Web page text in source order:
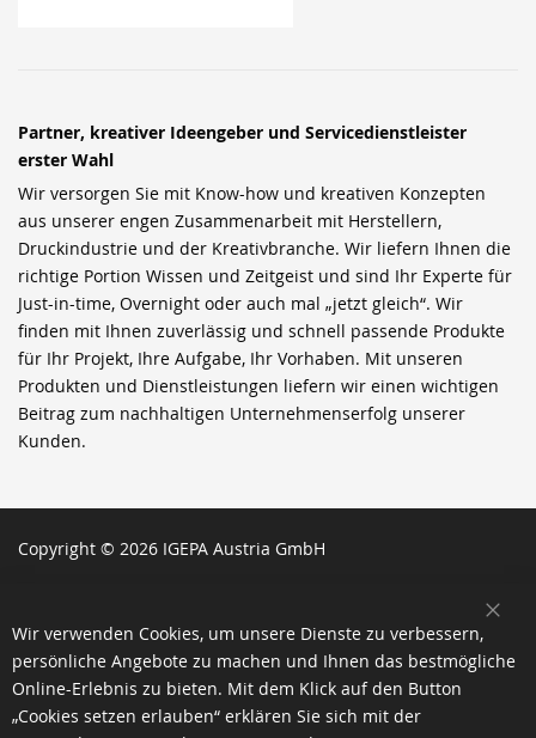
Partner, kreativer Ideengeber und Servicedienstleister
erster Wahl
Wir versorgen Sie mit Know-how und kreativen Konzepten
aus unserer engen Zusammenarbeit mit Herstellern,
Druckindustrie und der Kreativbranche. Wir liefern Ihnen die
richtige Portion Wissen und Zeitgeist und sind Ihr Experte für
Just-in-time, Overnight oder auch mal „jetzt gleich“. Wir
finden mit Ihnen zuverlässig und schnell passende Produkte
für Ihr Projekt, Ihre Aufgabe, Ihr Vorhaben. Mit unseren
Produkten und Dienstleistungen liefern wir einen wichtigen
Beitrag zum nachhaltigen Unternehmenserfolg unserer
Kunden.
Copyright © 2026 IGEPA Austria GmbH
Wir verwenden Cookies, um unsere Dienste zu verbessern,
persönliche Angebote zu machen und Ihnen das bestmögliche
Online-Erlebnis zu bieten. Mit dem Klick auf den Button
„Cookies setzen erlauben“ erklären Sie sich mit der